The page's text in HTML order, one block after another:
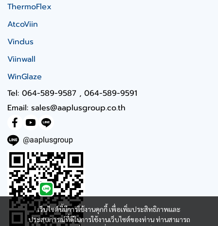
เว็บไซต์นี้มีการใช้งานคุกกี้ เพื่อเพิ่มประสิทธิภาพและ
ประสบการณ์ที่ดีในการใช้งานเว็บไซต์ของท่าน ท่านสามารถ
ThermoFlex
AtcoViin
Vindus
Viinwall
WinGlaze
Tel: 064-589-9587 , 064-589-9591
Email: sales@aaplusgroup.co.th
@aaplusgroup